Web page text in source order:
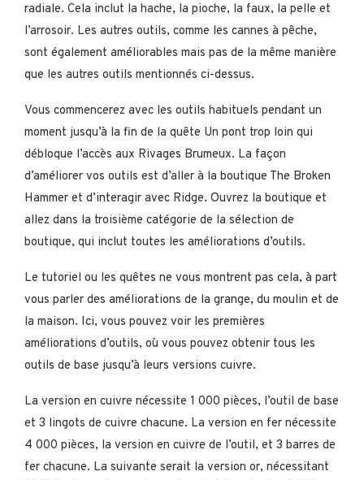
radiale. Cela inclut la hache, la pioche, la faux, la pelle et
l’arrosoir. Les autres outils, comme les cannes à pêche,
sont également améliorables mais pas de la même manière
que les autres outils mentionnés ci-dessus.
Vous commencerez avec les outils habituels pendant un
moment jusqu’à la fin de la quête Un pont trop loin qui
débloque l’accès aux Rivages Brumeux. La façon
d’améliorer vos outils est d’aller à la boutique The Broken
Hammer et d’interagir avec Ridge. Ouvrez la boutique et
allez dans la troisième catégorie de la sélection de
boutique, qui inclut toutes les améliorations d’outils.
Le tutoriel ou les quêtes ne vous montrent pas cela, à part
vous parler des améliorations de la grange, du moulin et de
la maison. Ici, vous pouvez voir les premières
améliorations d’outils, où vous pouvez obtenir tous les
outils de base jusqu’à leurs versions cuivre.
La version en cuivre nécessite 1 000 pièces, l’outil de base
et 3 lingots de cuivre chacune. La version en fer nécessite
4 000 pièces, la version en cuivre de l’outil, et 3 barres de
fer chacune. La suivante serait la version or, nécessitant